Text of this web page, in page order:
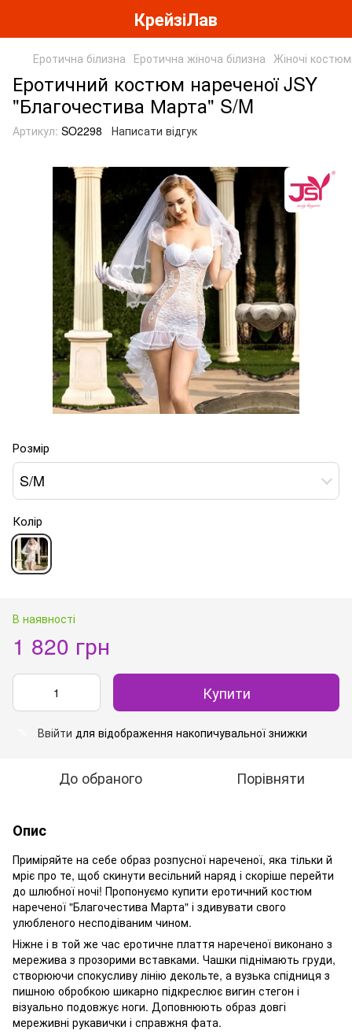
КрейзіЛав
Еротична білизна Еротична жіноча білизна Жіночі
Еротичний костюм нареченої JSY
"Благочестива Марта" S/M
Артикул: SO2298 Написати відгук
Розмір
S/M
Колір
В наявності
1 820 грн
Купити
Ввійти для відображення накопичувальної знижки
До обраного Порівняти
Опис
Приміряйте на себе образ розпусної нареченої, яка тільки й
мріє про те, щоб скинути весільний наряд і скоріше перейти
до шлюбної ночі! Пропонуємо купити еротичний костюм
нареченої "Благочестива Марта" і здивувати свого
улюбленого несподіваним чином.
Ніжне і в той же час еротичне плаття нареченої виконано з
мережива з прозорими вставками. Чашки піднімають груди,
створюючи спокусливу лінію декольте, а вузька спідниця з
пишною обробкою шикарно підкреслює вигин стегон і
візуально подовжує ноги. Доповнюють образ довгі
мереживні рукавички і справжня фата.